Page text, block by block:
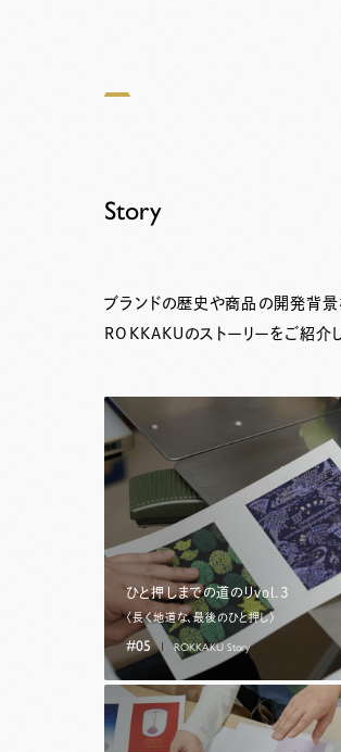
Story
ブランドの歴史や商品の開発背景
ROKKAKUのストーリーをご紹介し
ひと押しまでの道のりvol.3
〈長く地道な、最後のひと押し〉
#05 ROKKAKU Story